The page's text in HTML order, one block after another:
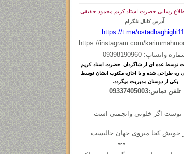
اطلاع رسانی حضرت استاد کریم محمود حقیقی
آدرس کانال تلگرام
https://t.me/
https://instagram.com/
واتساپ: 09398190960
توسطعده ای از شاگردان حضرت استاد کریم
ره طراحی شده و با اجازه مکتوب ایشان توسط
یکی از دوستان مدیریت میگردد،
تلفن تماس:09337405003
توست اگر خلوتی وانجمنی است
خویش کجا میروی جهان خالیست.
▫️▫️▫️